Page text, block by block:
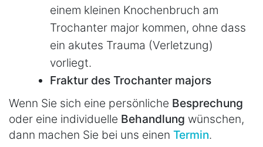
einem kleinen Knochenbruch am
Trochanter major kommen, ohne dass
ein akutes Trauma (Verletzung)
vorliegt.
Fraktur des Trochanter majors
Wenn Sie sich eine persönliche Besprechung
oder eine individuelle Behandlung wünschen,
dann machen Sie bei uns einen Termin.